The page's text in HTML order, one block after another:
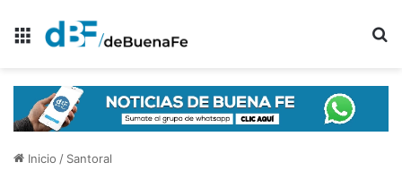
Menú
Inicio / Santoral